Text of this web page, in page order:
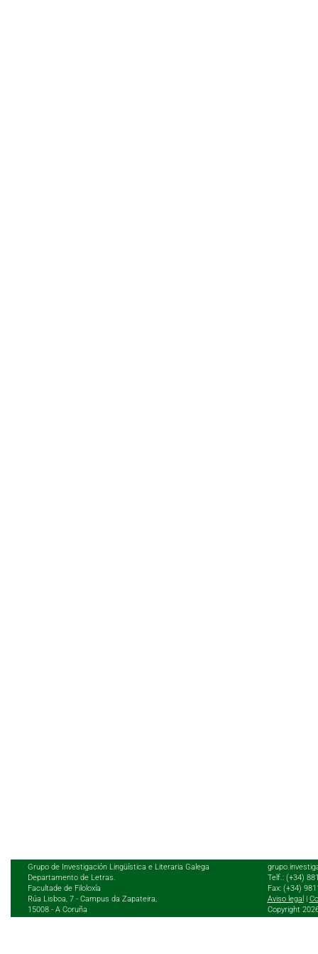
Grupo de Investigación Lingüística e Literaria Galega
Departamento de Letras.
Facultade de Filoloxía
Rúa Lisboa, 7 - Campus da Zapateira,
15008 - A Coruña
Telf.: (+34)
Fax: (+34)
Aviso legal
Copyright